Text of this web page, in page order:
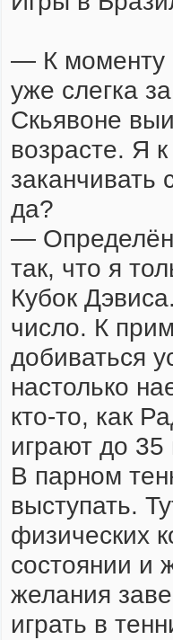
— К моменту
уже слегка
Скьявоне
возрасте. Я
да?
—
так, что я
Кубок
число. К
добиваться
настолько
кто-то, как
играют до 35
В парном
выступать.
физических
состоянии и
желания
играть в